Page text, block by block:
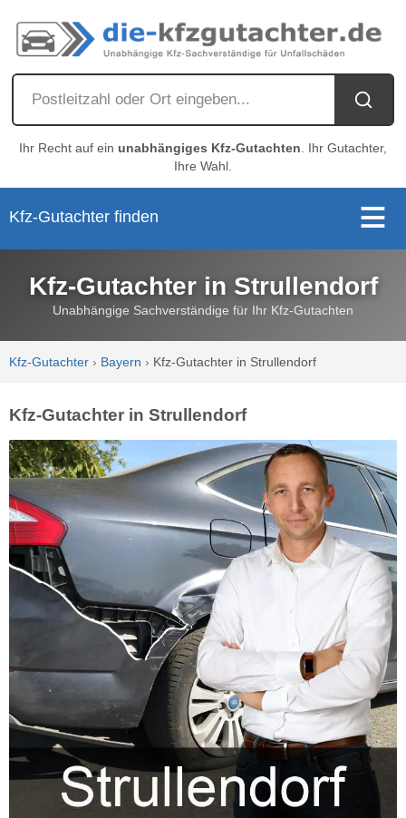
Ihr Recht auf ein unabhängiges Kfz-Gutachten . Ihr Gutachter,
Ihre Wahl.
Kfz-Gutachter finden
Kfz-Gutachter in Strullendorf
Unabhängige Sachverständige für Ihr Kfz-Gutachten
Kfz-Gutachter › Bayern › Kfz-Gutachter in Strullendorf
Kfz-Gutachter in Strullendorf